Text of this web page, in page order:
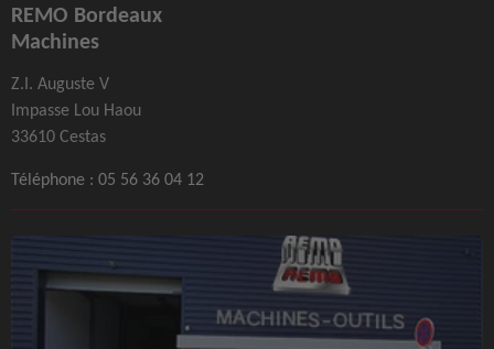
REMO Bordeaux
Machines
Z.I. Auguste V
Impasse Lou Haou
33610 Cestas
Téléphone : 05 56 36 04 12